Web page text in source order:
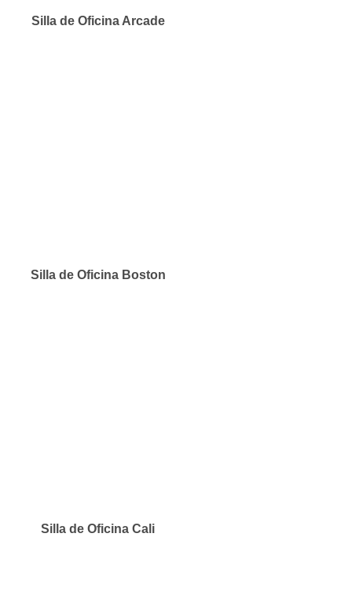
Silla de Oficina Arcade
Silla de Oficina Boston
Silla de Oficina Cali